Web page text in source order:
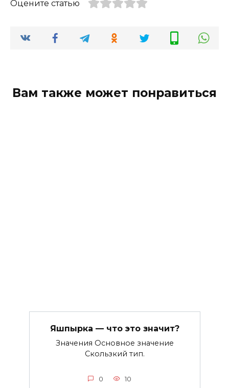
Оцените статью
Вам также может понравиться
Яшпырка — что это значит?
Значения Основное значение
Скользкий тип.
0 10